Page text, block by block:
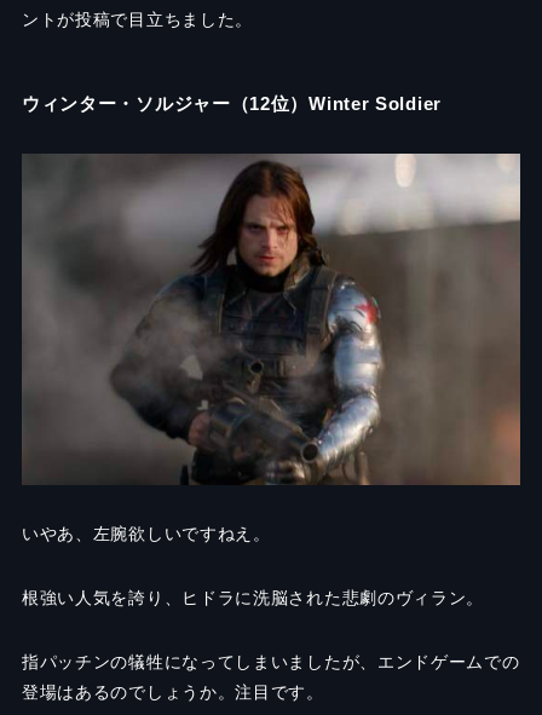
ントが投稿で目立ちました。
ウィンター・ソルジャー（12位）Winter Soldier
いやあ、左腕欲しいですねえ。
根強い人気を誇り、ヒドラに洗脳された悲劇のヴィラン。
指パッチンの犠牲になってしまいましたが、エンドゲームでの
登場はあるのでしょうか。注目です。